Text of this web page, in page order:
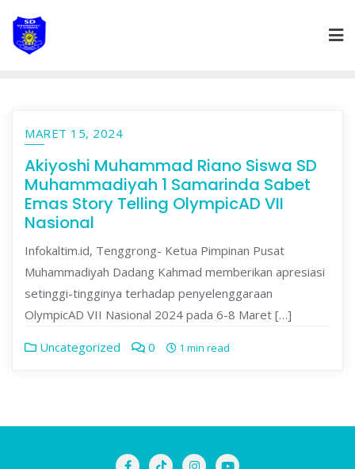
content
MARET 15, 2024
Akiyoshi Muhammad Riano Siswa SD
Muhammadiyah 1 Samarinda Sabet
Emas Story Telling OlympicAD VII
Nasional
Infokaltim.id, Tenggrong- Ketua Pimpinan Pusat
Muhammadiyah Dadang Kahmad memberikan apresiasi
setinggi-tingginya terhadap penyelenggaraan
OlympicAD VII Nasional 2024 pada 6-8 Maret […]
Uncategorized 0 1 min read